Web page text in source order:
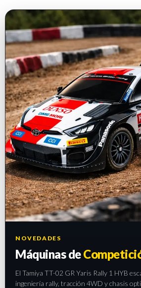
NOVEDADES
Máquinas de
El Tamiya TT-02 GR Yaris Rally 1 HYB
ingeniería rally, tracción 4WD y chasis